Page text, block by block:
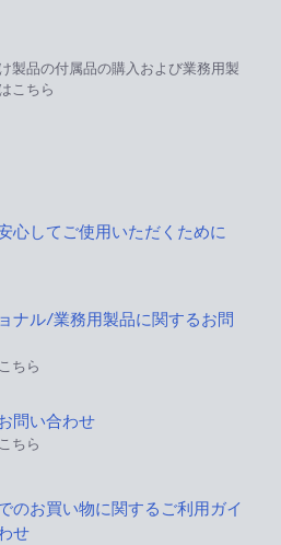
製品の付属品の購入および業務用製
こちら
心してご使用いただくために
ナル/業務用製品に関するお問
ちら
問い合わせ
ちら
のお買い物に関するご利用ガイ
せ